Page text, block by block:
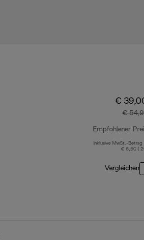
€
€
Empfohlener
Inklusive MwSt.-Betrag
€ 6,50 (
Vergleichen